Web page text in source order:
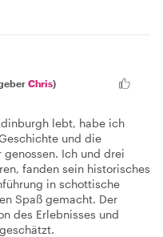
Chris)
lebt, habe ich
und die
genossen. Ich und drei
fanden sein historisches
in schottische
Spaß gemacht. Der
des Erlebnisses und